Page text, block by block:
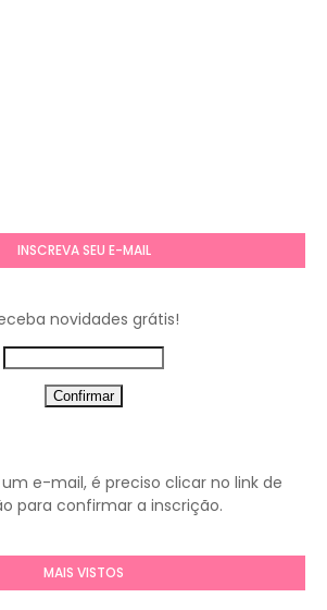
INSCREVA SEU E-MAIL
novidades grátis!
e-mail, é preciso clicar no link de
para confirmar a inscrição.
MAIS VISTOS